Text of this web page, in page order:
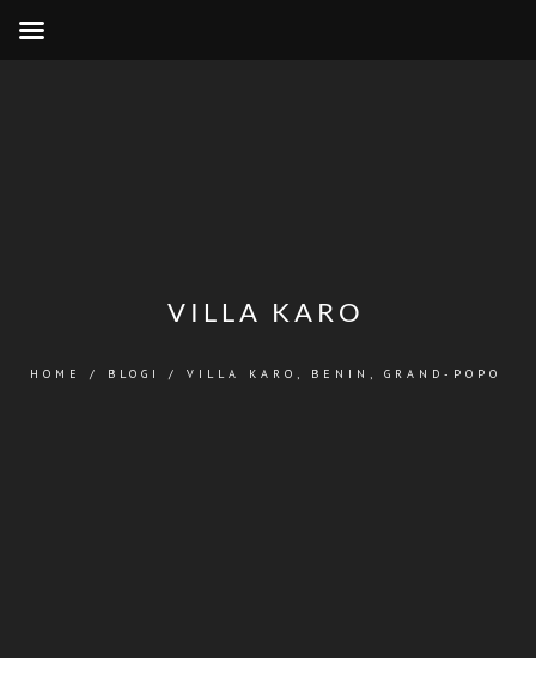
VILLA KARO
HOME / BLOGI / VILLA KARO, BENIN, GRAND-POPO